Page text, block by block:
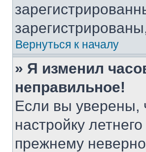
Вернуться к началу
» Я изменил
неправильное!
Если вы уверены,
настройку
прежнему